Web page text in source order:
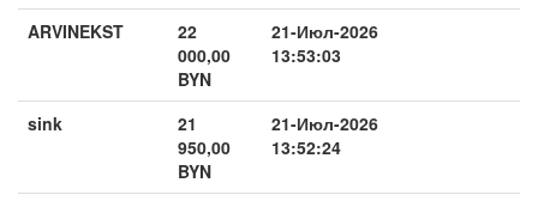
ARVINEKST
22
000,00
BYN
21-Июл-2026
13:53:03
sink
21
950,00
BYN
21-Июл-2026
13:52:24